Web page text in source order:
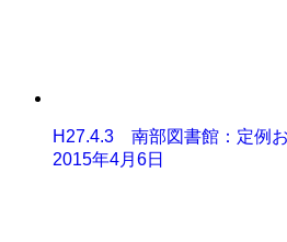
H27.4.3 南部図書館：定例
2015年4月6日